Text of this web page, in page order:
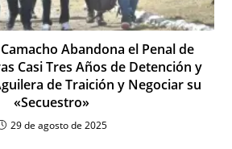
Abandona el Penal de
Casi Tres Años de Detención y
de Traición y Negociar su
«Secuestro»
29 de agosto de 2025